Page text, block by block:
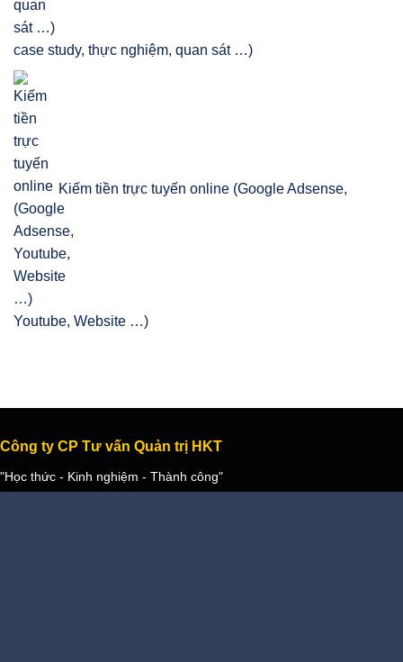
case study, thực nghiệm, quan sát …)
Kiếm tiền trực tuyến online (Google Adsense,
Youtube, Website …)
Công ty CP Tư vấn Quản trị HKT
"Học thức - Kinh nghiệm - Thành công"